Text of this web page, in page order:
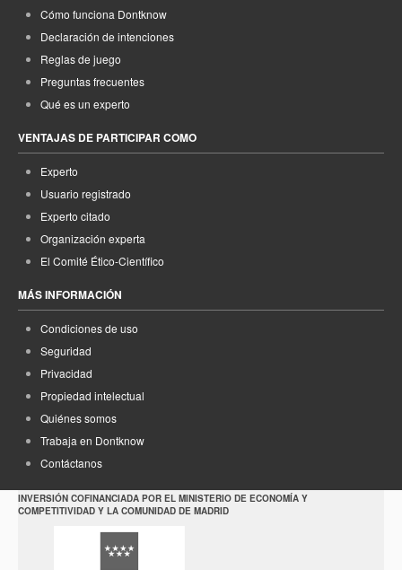
Cómo funciona Dontknow
Declaración de intenciones
Reglas de juego
Preguntas frecuentes
Qué es un experto
VENTAJAS DE PARTICIPAR COMO
Experto
Usuario registrado
Experto citado
Organización experta
El Comité Ético-Científico
MÁS INFORMACIÓN
Condiciones de uso
Seguridad
Privacidad
Propiedad intelectual
Quiénes somos
Trabaja en Dontknow
Contáctanos
INVERSIÓN COFINANCIADA POR EL MINISTERIO DE ECONOMÍA Y
COMPETITIVIDAD Y LA COMUNIDAD DE MADRID